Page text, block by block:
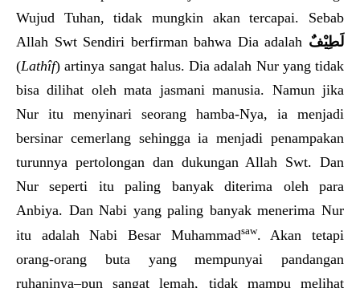
Wujud Tuhan, tidak mungkin akan tercapai. Sebab
Allah Swt Sendiri berfirman bahwa Dia adalah لَطِيْفٌ
(Lathîf) artinya sangat halus. Dia adalah Nur yang tidak
bisa dilihat oleh mata jasmani manusia. Namun jika
Nur itu menyinari seorang hamba-Nya, ia menjadi
bersinar cemerlang sehingga ia menjadi penampakan
turunnya pertolongan dan dukungan Allah Swt. Dan
Nur seperti itu paling banyak diterima oleh para
Anbiya. Dan Nabi yang paling banyak menerima Nur
itu adalah Nabi Besar Muhammadsaw. Akan tetapi
orang-orang buta yang mempunyai pandangan
ruhaninya–pun sangat lemah, tidak mampu melihat